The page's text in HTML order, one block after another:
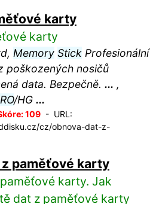
karty
karty
Memory StickProfesionální
poškozených nosičů
data. Bezpečně. ... ,
/HG ...
109- URL:
cz/obnova-dat-z-
paměťové karty
karty. Jak
dat z paměťové karty